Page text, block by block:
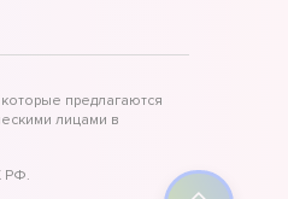
предлагаются
лицами в
РФ.